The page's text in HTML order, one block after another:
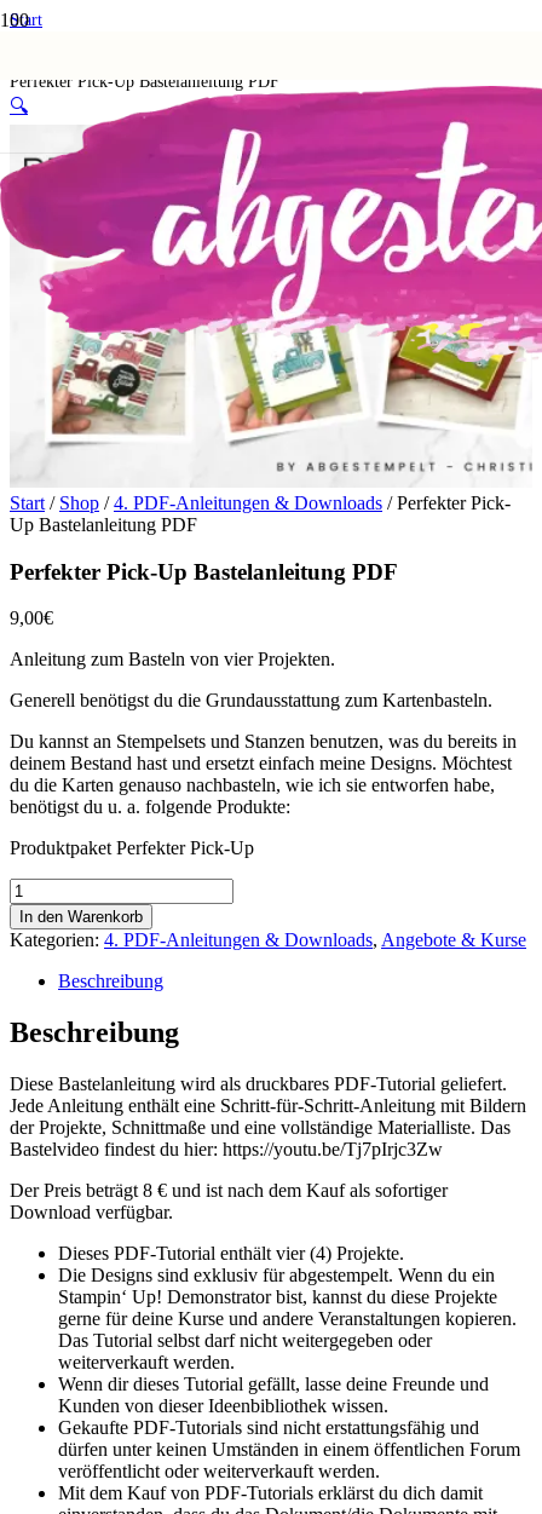
Start
Perfekter Pick-Up Bastelanleitung PDF
🔍
Start / Shop /4. PDF-Anleitungen & Downloads / Perfekter Pick-
Up Bastelanleitung PDF
Perfekter Pick-Up Bastelanleitung PDF
9,00€
Anleitung zum Basteln von vier Projekten.
Generell benötigst du die Grundausstattung zum Kartenbasteln.
Du kannst an Stempelsets und Stanzen benutzen, was du bereits in
deinem Bestand hast und ersetzt einfach meine Designs. Möchtest
du die Karten genauso nachbasteln, wie ich sie entworfen habe,
benötigst du u. a. folgende Produkte:
Produktpaket Perfekter Pick-Up
Perfekter
Pick-
Up
Bastelanleitung
PDF
Menge
In den Warenkorb
Kategorien: 4. PDF-Anleitungen & Downloads, Angebote & Kurse
Beschreibung
Beschreibung
Diese Bastelanleitung wird als druckbares PDF-Tutorial geliefert.
Jede Anleitung enthält eine Schritt-für-Schritt-Anleitung mit Bildern
der Projekte, Schnittmaße und eine vollständige Materialliste. Das
Bastelvideo findest du hier: https://youtu.be/Tj7pIrjc3Zw
Der Preis beträgt 8 € und ist nach dem Kauf als sofortiger
Download verfügbar.
Dieses PDF-Tutorial enthält vier (4) Projekte.
Die Designs sind exklusiv für abgestempelt. Wenn du ein
Stampin‘ Up! Demonstrator bist, kannst du diese Projekte
gerne für deine Kurse und andere Veranstaltungen kopieren.
Das Tutorial selbst darf nicht weitergegeben oder
weiterverkauft werden.
Wenn dir dieses Tutorial gefällt, lasse deine Freunde und
Kunden von dieser Ideenbibliothek wissen.
Gekaufte PDF-Tutorials sind nicht erstattungsfähig und
dürfen unter keinen Umständen in einem öffentlichen Forum
veröffentlicht oder weiterverkauft werden.
Mit dem Kauf von PDF-Tutorials erklärst du dich damit